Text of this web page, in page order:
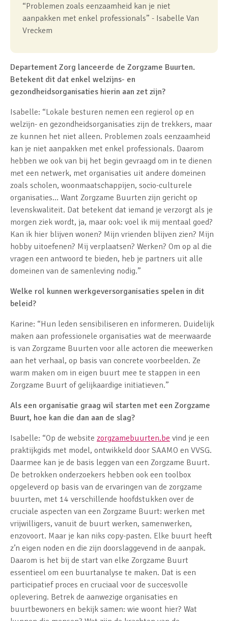
“Problemen zoals eenzaamheid kan je niet
aanpakken met enkel professionals” - Isabelle Van
Vreckem
Departement Zorg lanceerde de Zorgzame Buurten.
Betekent dit dat enkel welzijns- en
gezondheidsorganisaties hierin aan zet zijn?
Isabelle: “Lokale besturen nemen een regierol op en
welzijn- en gezondheidsorganisaties zijn de trekkers, maar
ze kunnen het niet alleen. Problemen zoals eenzaamheid
kan je niet aanpakken met enkel professionals. Daarom
hebben we ook van bij het begin gevraagd om in te dienen
met een netwerk, met organisaties uit andere domeinen
zoals scholen, woonmaatschappijen, socio-culturele
organisaties… Want Zorgzame Buurten zijn gericht op
levenskwaliteit. Dat betekent dat iemand je verzorgt als je
morgen ziek wordt, ja, maar ook: voel ik mij mentaal goed?
Kan ik hier blijven wonen? Mijn vrienden blijven zien? Mijn
hobby uitoefenen? Mij verplaatsen? Werken? Om op al die
vragen een antwoord te bieden, heb je partners uit alle
domeinen van de samenleving nodig.”
Welke rol kunnen werkgeversorganisaties spelen in dit
beleid?
Karine: “Hun leden sensibiliseren en informeren. Duidelijk
maken aan professionele organisaties wat de meerwaarde
is van Zorgzame Buurten voor alle actoren die meewerken
aan het verhaal, op basis van concrete voorbeelden. Ze
warm maken om in eigen buurt mee te stappen in een
Zorgzame Buurt of gelijkaardige initiatieven.”
Als een organisatie graag wil starten met een Zorgzame
Buurt, hoe kan die dan aan de slag?
Isabelle: “Op de website zorgzamebuurten.be vind je een
praktijkgids met model, ontwikkeld door SAAMO en VVSG.
Daarmee kan je de basis leggen van een Zorgzame Buurt.
De betrokken onderzoekers hebben ook een toolbox
opgeleverd op basis van de ervaringen van de zorgzame
buurten, met 14 verschillende hoofdstukken over de
cruciale aspecten van een Zorgzame Buurt: werken met
vrijwilligers, vanuit de buurt werken, samenwerken,
enzovoort. Maar je kan niks copy-pasten. Elke buurt heeft
z’n eigen noden en die zijn doorslaggevend in de aanpak.
Daarom is het bij de start van elke Zorgzame Buurt
essentieel om een buurtanalyse te maken. Dat is een
participatief proces en cruciaal voor de succesvolle
oplevering. Betrek de aanwezige organisaties en
buurtbewoners en bekijk samen: wie woont hier? Wat